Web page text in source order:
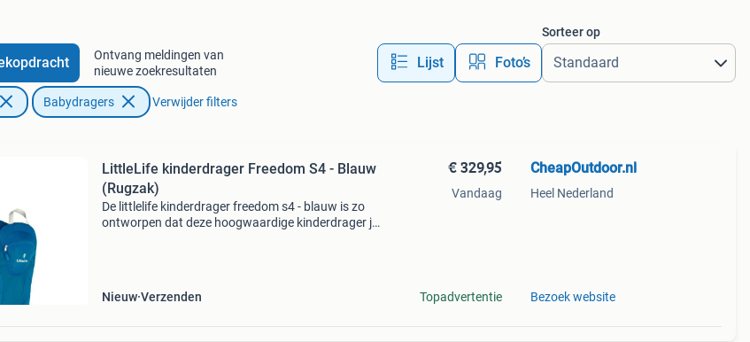
Ontvang meldingen van
nieuwe zoekresultaten
Lijst Foto’s
Sorteer op
Babydragers Verwijder filters
LittleLife kinderdrager Freedom S4 - Blauw
(Rugzak)
De littlelife kinderdrager freedom s4 - blauw is zo
ontworpen dat deze hoogwaardige kinderdrager je
Nieuw Verzenden
€ 329,95
Vandaag
Topadvertentie
CheapOutdoor.nl
Heel Nederland
Bezoek website